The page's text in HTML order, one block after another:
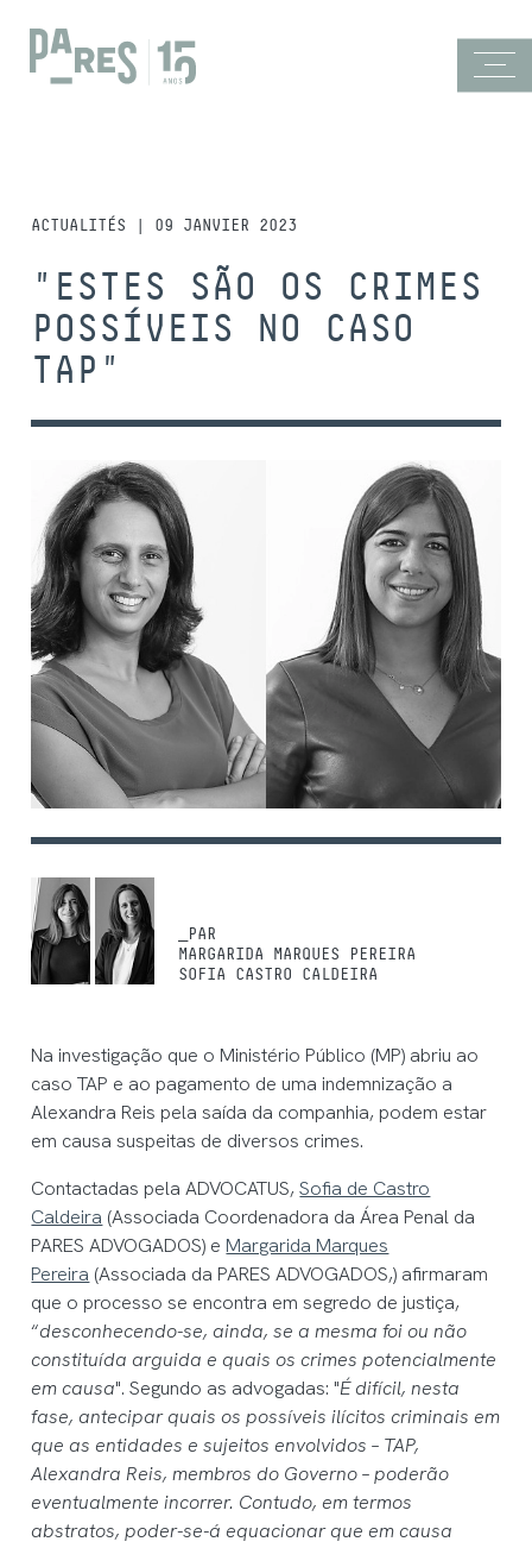
ACTUALITÉS | 09 JANVIER 2023
"ESTES SÃO OS CRIMES
POSSÍVEIS NO CASO
TAP"
_PAR
MARGARIDA MARQUES PEREIRA
SOFIA CASTRO CALDEIRA
Na investigação que o Ministério Público (MP) abriu ao
caso TAP e ao pagamento de uma indemnização a
Alexandra Reis pela saída da companhia, podem estar
em causa suspeitas de diversos crimes.
Contactadas pela ADVOCATUS,Sofia de Castro
Caldeira (Associada Coordenadora da Área Penal da
PARES ADVOGADOS) e Margarida Marques
Pereira (Associada da PARES ADVOGADOS,) afirmaram
que o processo se encontra em segredo de justiça,
“desconhecendo-se, ainda, se a mesma foi ou não
constituída arguida e quais os crimes potencialmente
em causa". Segundo as advogadas: "É difícil, nesta
fase, antecipar quais os possíveis ilícitos criminais em
que as entidades e sujeitos envolvidos – TAP,
Alexandra Reis, membros do Governo – poderão
eventualmente incorrer. Contudo, em termos
abstratos, poder-se-á equacionar que em causa